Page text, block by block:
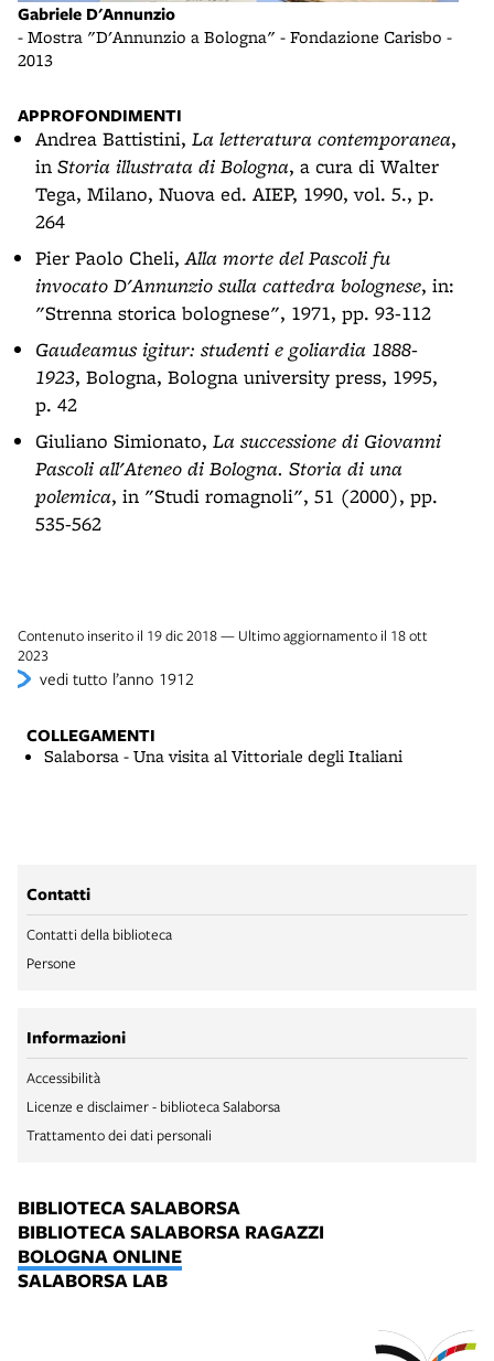
Gabriele D'Annunzio
- Mostra "D'Annunzio a Bologna" - Fondazione Carisbo -
2013
APPROFONDIMENTI
Andrea Battistini, La letteratura contemporanea,
in Storia illustrata di Bologna, a cura di Walter
Tega, Milano, Nuova ed. AIEP, 1990, vol. 5., p.
264
Pier Paolo Cheli,Alla morte del Pascoli fu
invocato D'Annunzio sulla cattedra bolognese, in:
"Strenna storica bolognese", 1971, pp. 93-112
Gaudeamus igitur: studenti e goliardia 1888-
1923, Bologna, Bologna university press, 1995,
p. 42
Giuliano Simionato, La successione di Giovanni
Pascoli all'Ateneo di Bologna. Storia di una
polemica, in "Studi romagnoli", 51 (2000), pp.
535-562
Contenuto inserito il 19 dic 2018 — Ultimo aggiornamento il 18 ott
2023
vedi tutto l’anno 1912
COLLEGAMENTI
Salaborsa - Una visita al Vittoriale degli Italiani
Contatti
Contatti della biblioteca
Persone
Informazioni
Accessibilità
Licenze e disclaimer - biblioteca Salaborsa
Trattamento dei dati personali
BIBLIOTECA SALABORSA
BIBLIOTECA SALABORSA RAGAZZI
BOLOGNA ONLINE
SALABORSA LAB